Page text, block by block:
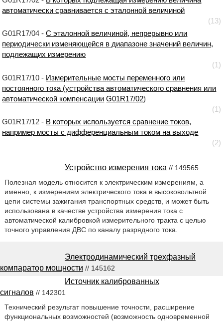
автоматически сравнивается с эталонной величиной
(13)
G01R17/04 -С эталонной величиной, непрерывно или
периодически изменяющейся в диапазоне значений величин,
подлежащих измерению
(1)
G01R17/10 - Измерительные мосты переменного или
постоянного тока (устройства автоматического сравнения или
автоматической компенсации G01R17/02)
(1)
G01R17/12 - В которых используется сравнение токов,
например мосты с дифференциальным током на выходе
(2)
Устройство измерения тока // 149565
Полезная модель относится к электрическим измерениям, а
именно, к измерениям электрического тока в высоковольтной
цепи системы зажигания транспортных средств, и может быть
использована в качестве устройства измерения тока с
автоматической калибровкой измерительного тракта с целью
точного управления ДВС по каналу разрядного тока.
Электродинамический трехфазный
компаратор мощности // 145162
Источник калиброванных
сигналов // 142301
Технический результат повышение точности, расширение
функциональных возможностей (возможность одновременной